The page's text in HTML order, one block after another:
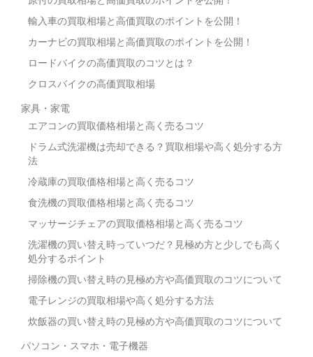
輸入車の買取相場と高価買取のポイントを公開！
カーナビの買取相場と高価買取のポイントを公開！
ロードバイクの高価買取のコツとは？
クロスバイクの高価買取相場
家具・家電
エアコンの買取価格相場と高く売るコツ
ドラム式洗濯機は売却できる？買取相場や高く処分する方
法
冷蔵庫の買取価格相場と高く売るコツ
食洗機の買取価格相場と高く売るコツ
マッサージチェアの買取価格相場と高く売るコツ
洗濯機の買い替え時っていつだ？見極め方と少しでも高く
処分するポイント
掃除機の買い替え時の見極め方や高価買取のコツについて
電子レンジの買取相場や高く処分する方法
炊飯器の買い替え時の見極め方や高価買取のコツについて
パソコン・スマホ・電子機器